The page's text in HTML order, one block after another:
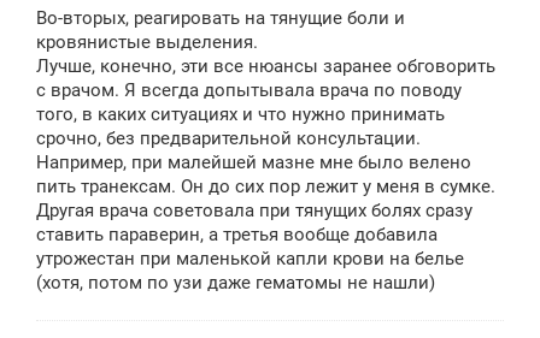
и
Во-вторых, реагировать на тянущие боли и
кровянистые выделения.
Лучше, конечно, эти все нюансы заранее обговорить
с врачом. Я всегда допытывала врача по поводу
того, в каких ситуациях и что нужно принимать
срочно, без предварительной консультации.
Например, при малейшей мазне мне было велено
пить транексам. Он до сих пор лежит у меня в сумке.
Другая врача советовала при тянущих болях сразу
ставить параверин, а третья вообще добавила
утрожестан при маленькой капли крови на белье
(хотя, потом по узи даже гематомы не нашли)